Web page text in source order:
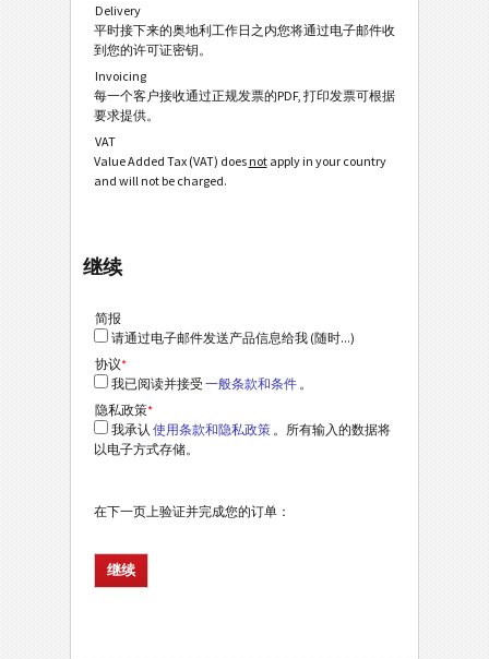
Delivery
平时接下来的奥地利工作日之内您将通过电子邮件收
到您的许可证密钥。
Invoicing
每一个客户接收通过正规发票的PDF, 打印发票可根据
要求提供。
VAT
Value Added Tax (VAT) does notapply in your country
and will not be charged.
继续
简报
请通过电子邮件发送产品信息给我 (随时...)
协议*
我已阅读并接受一般条款和条件 。
隐私政策*
我承认使用条款和隐私政策 。所有输入的数据将
以电子方式存储。
在下一页上验证并完成您的订单：